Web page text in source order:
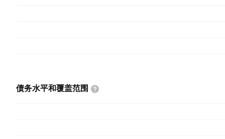
债务水平和覆盖范围